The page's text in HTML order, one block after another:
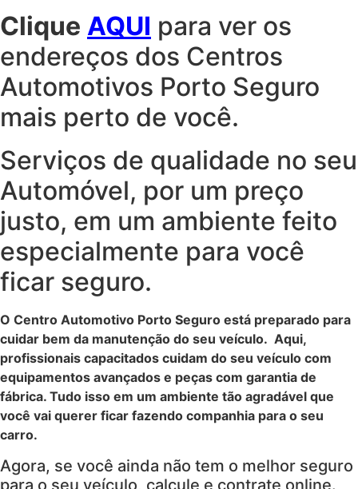
Clique AQUI para ver os
endereços dos Centros
Automotivos Porto Seguro
mais perto de você.
Serviços de qualidade no seu
Automóvel, por um preço
justo, em um ambiente feito
especialmente para você
ficar seguro.
O Centro Automotivo Porto Seguro está preparado para
cuidar bem da manutenção do seu veículo. Aqui,
profissionais capacitados cuidam do seu veículo com
equipamentos avançados e peças com garantia de
fábrica. Tudo isso em um ambiente tão agradável que
você vai querer ficar fazendo companhia para o seu
carro.
Agora, se você ainda não tem o melhor seguro
para o seu veículo, calcule e contrate online.